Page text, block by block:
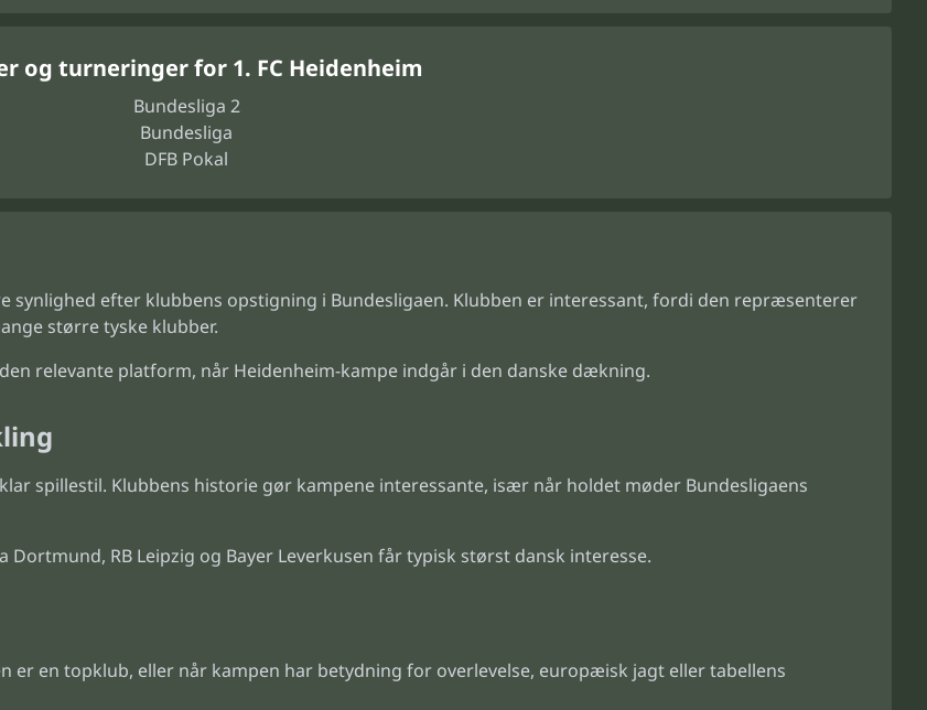
og turneringer for 1. FC Heidenheim
Bundesliga 2
Bundesliga
DFB Pokal
synlighed efter klubbens opstigning i Bundesligaen. Klubben er interessant, fordi den repræsenterer
større tyske klubber.
relevante platform, når Heidenheim-kampe indgår i den danske dækning.
spillestil. Klubbens historie gør kampene interessante, især når holdet møder Bundesligaens
RB Leipzig og Bayer Leverkusen får typisk størst dansk interesse.
er en topklub, eller når kampen har betydning for overlevelse, europæisk jagt eller tabellens